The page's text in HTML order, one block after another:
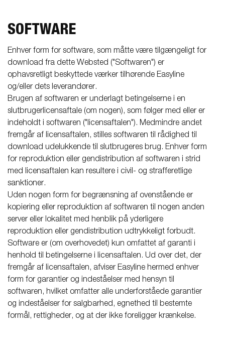
SOFTWARE
Enhver form for software, som måtte være tilgængeligt for
download fra dette Websted ("Softwaren") er
ophavsretligt beskyttede værker tilhørende Easyline
og/eller dets leverandører.
Brugen af softwaren er underlagt betingelserne i en
slutbrugerlicensaftale (om nogen), som følger med eller er
indeholdt i softwaren ("licensaftalen"). Medmindre andet
fremgår af licensaftalen, stilles softwaren til rådighed til
download udelukkende til slutbrugeres brug. Enhver form
for reproduktion eller gendistribution af softwaren i strid
med licensaftalen kan resultere i civil- og strafferetlige
sanktioner.
Uden nogen form for begrænsning af ovenstående er
kopiering eller reproduktion af softwaren til nogen anden
server eller lokalitet med henblik på yderligere
reproduktion eller gendistribution udtrykkeligt forbudt.
Software er (om overhovedet) kun omfattet af garanti i
henhold til betingelserne i licensaftalen. Ud over det, der
fremgår af licensaftalen, afviser Easyline hermed enhver
form for garantier og indeståelser med hensyn til
softwaren, hvilket omfatter alle underforståede garantier
og indeståelser for salgbarhed, egnethed til bestemte
formål, rettigheder, og at der ikke foreligger krænkelse.